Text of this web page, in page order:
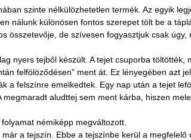
szinte nélkülözhetetlen termék. Az egyik
nálunk különösen fontos szerepet tölt be a
összetevője, de szívesen fogyasztjuk csak úgy,
nyers tejből készült. A tejet csuporba töltötték,
felfölöződésen" ment át. Ez lényegében azt
a felszínre emelkedtek. Egy nap után a tejet
megmaradt aludttej sem ment kárba, hiszen
némiképp megváltozott.
a tejszín. Ebbe a tejszínbe kerül a megfelelő